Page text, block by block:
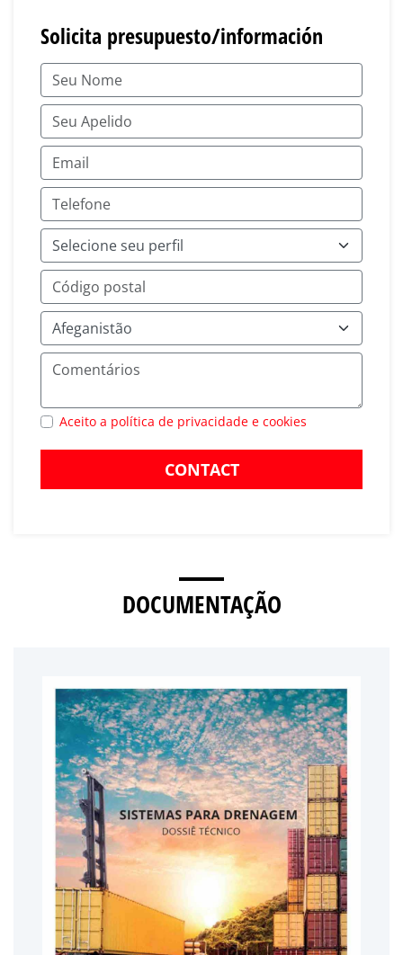
Solicita presupuesto/información
Aceito a política de privacidade e cookies
CONTACT
DOCUMENTAÇÃO